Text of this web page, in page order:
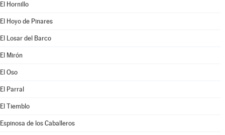
El Hornillo
El Hoyo de Pinares
El Losar del Barco
El Mirón
El Oso
El Parral
El Tiemblo
Espinosa de los Caballeros